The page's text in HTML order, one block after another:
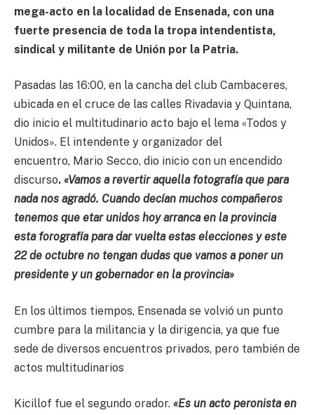
mega-acto en la localidad de Ensenada, con una
fuerte presencia de toda la tropa intendentista,
sindical y militante de Unión por la Patria.
Pasadas las 16:00, en la cancha del club Cambaceres,
ubicada en el cruce de las calles Rivadavia y Quintana,
dio inicio el multitudinario acto bajo el lema «Todos y
Unidos». El intendente y organizador del
encuentro, Mario Secco, dio inicio con un encendido
discurso. «Vamos a revertir aquella fotografía que para
nada nos agradó. Cuando decían muchos compañeros
tenemos que etar unidos hoy arranca en la provincia
esta forografía para dar vuelta estas elecciones y este
22 de octubre no tengan dudas que vamos a poner un
presidente y un gobernador en la provincia»
En los últimos tiempos, Ensenada se volvió un punto
cumbre para la militancia y la dirigencia, ya que fue
sede de diversos encuentros privados, pero también de
actos multitudinarios
Kicillof fue el segundo orador. «Es un acto peronista en